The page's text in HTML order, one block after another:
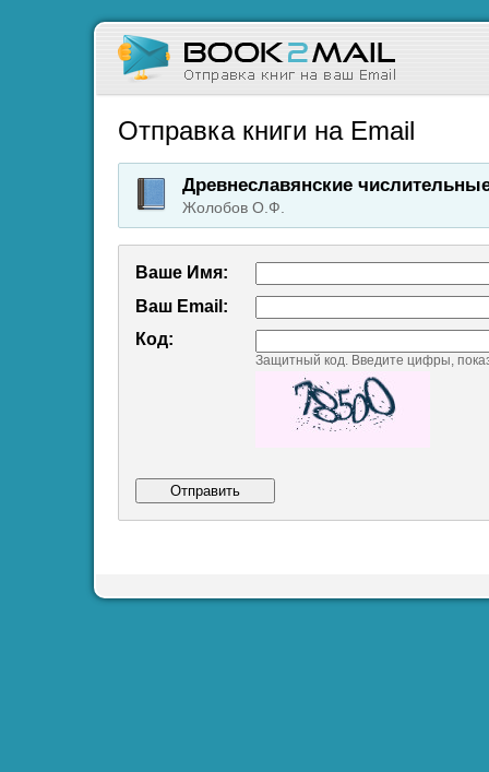
Отправка книги на Email
Древнеславянские
Жолобов О.Ф.
Ваше Имя:
Ваш Emаil:
Код:
Защитный код. Введите цифры,